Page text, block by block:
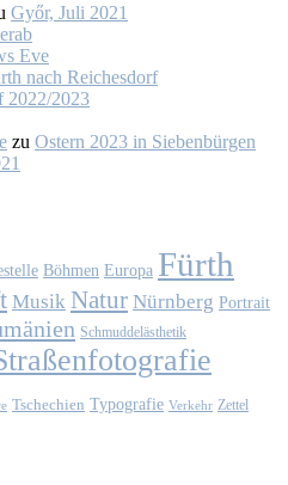
Győr, Ju­li 2021
Eve
nach Rei­ches­dorf
2022/2023
zu Os­tern 2023 in Sie­ben­bür­gen
Böhmen Europa Fürth
Musik Natur Nürnberg Portrait
Schmuddelästhetik
Tschechien Typografie Verkehr Zettel